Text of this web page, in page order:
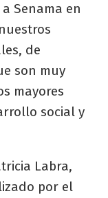
Senama en
de
son muy
mayores
social y
Labra,
por el